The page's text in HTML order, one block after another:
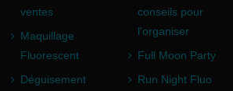
ventes
Maquillage
Fluorescent
Déguisement
conseils pour
l'organiser
Full Moon Party
Run Night Fluo